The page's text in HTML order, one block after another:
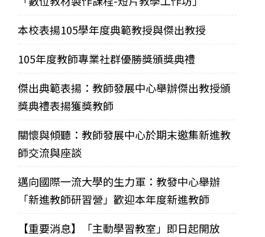
本校表揚105學年度典範教授與傑出教授
105年度教師專業社群優勝獎頒獎典禮
傑出典範表揚：教師發展中心舉辦傑出教授頒
獎典禮表揚獲獎教師
關懷與傾聽：教師發展中心於期末邀集新進教
師交流與座談
邁向國際一流大學的生力軍：教發中心舉辦
「新進教師研習營」歡迎本年度新進教師
【重要消息】「主動學習教室」即日起開放